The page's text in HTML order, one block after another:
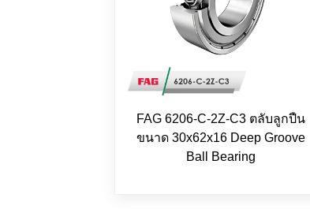
FAG 6206-C-2Z-C3 ตลับลูกปืน
ขนาด 30x62x16 Deep Groove
Ball Bearing